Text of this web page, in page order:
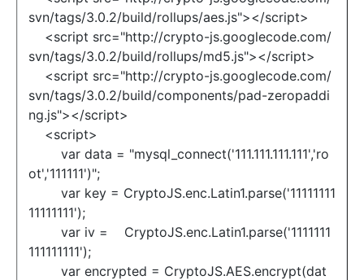
svn/tags/3.0.2/build/rollups/aes.js"></script>
<script src="http://crypto-js.googlecode.com/
svn/tags/3.0.2/build/rollups/md5.js"></script>
<script src="http://crypto-js.googlecode.com/
svn/tags/3.0.2/build/components/pad-zeropaddi
ng.js"></script>
<script>
var data = "mysql_connect('111.111.111.111','ro
ot','111111')";
var key = CryptoJS.enc.Latin1.parse('11111111
11111111');
var iv = CryptoJS.enc.Latin1.parse('1111111
111111111');
var encrypted = CryptoJS.AES.encrypt(dat